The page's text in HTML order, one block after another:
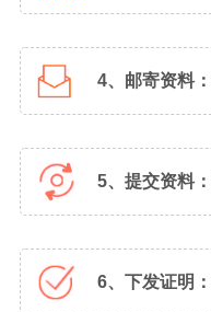
4、邮寄资料：
5、提交资料：
6、下发证明：